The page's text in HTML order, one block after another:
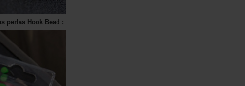
perlas Hook Bead :